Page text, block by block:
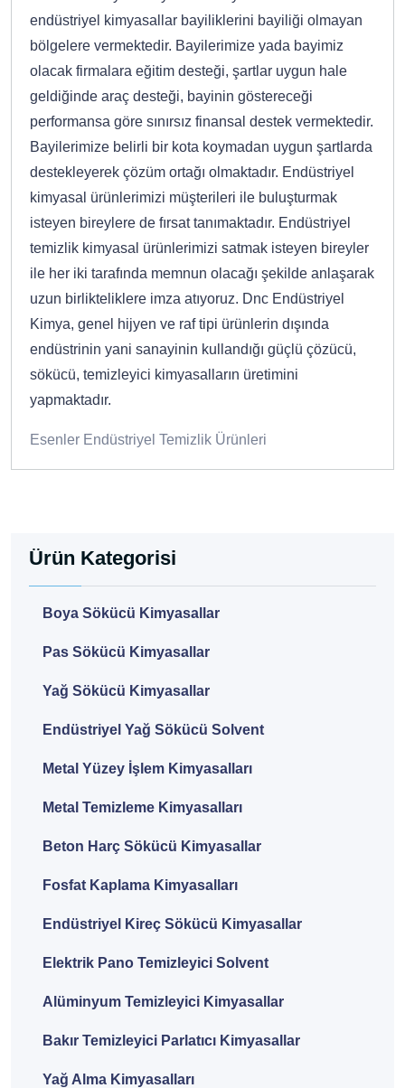
endüstriyel kimyasallar bayiliklerini bayiliği olmayan
bölgelere vermektedir. Bayilerimize yada bayimiz
olacak firmalara eğitim desteği, şartlar uygun hale
geldiğinde araç desteği, bayinin göstereceği
performansa göre sınırsız finansal destek vermektedir.
Bayilerimize belirli bir kota koymadan uygun şartlarda
destekleyerek çözüm ortağı olmaktadır. Endüstriyel
kimyasal ürünlerimizi müşterileri ile buluşturmak
isteyen bireylere de fırsat tanımaktadır. Endüstriyel
temizlik kimyasal ürünlerimizi satmak isteyen bireyler
ile her iki tarafında memnun olacağı şekilde anlaşarak
uzun birlikteliklere imza atıyoruz. Dnc Endüstriyel
Kimya, genel hijyen ve raf tipi ürünlerin dışında
endüstrinin yani sanayinin kullandığı güçlü çözücü,
sökücü, temizleyici kimyasalların üretimini
yapmaktadır.
Esenler Endüstriyel Temizlik Ürünleri
Ürün Kategorisi
Boya Sökücü Kimyasallar
Pas Sökücü Kimyasallar
Yağ Sökücü Kimyasallar
Endüstriyel Yağ Sökücü Solvent
Metal Yüzey İşlem Kimyasalları
Metal Temizleme Kimyasalları
Beton Harç Sökücü Kimyasallar
Fosfat Kaplama Kimyasalları
Endüstriyel Kireç Sökücü Kimyasallar
Elektrik Pano Temizleyici Solvent
Alüminyum Temizleyici Kimyasallar
Bakır Temizleyici Parlatıcı Kimyasallar
Yağ Alma Kimyasalları